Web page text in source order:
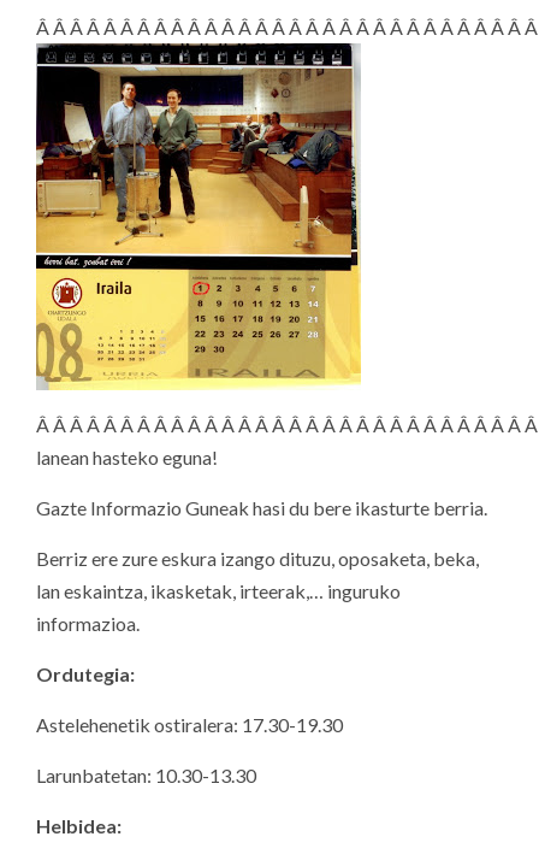
Â Â Â Â Â Â Â Â Â Â Â Â Â Â Â Â Â Â Â Â Â Â Â Â Â Â Â Â Â
Â Â Â Â Â Â Â Â Â Â Â Â Â Â Â Â Â Â Â Â Â Â Â Â Â Â Â Â Â
lanean hasteko eguna!
Gazte Informazio Guneak hasi du bere ikasturte berria.
Berriz ere zure eskura izango dituzu, oposaketa, beka,
lan eskaintza, ikasketak, irteerak,… inguruko
informazioa.
Ordutegia:
Astelehenetik ostiralera: 17.30-19.30
Larunbatetan: 10.30-13.30
Helbidea: